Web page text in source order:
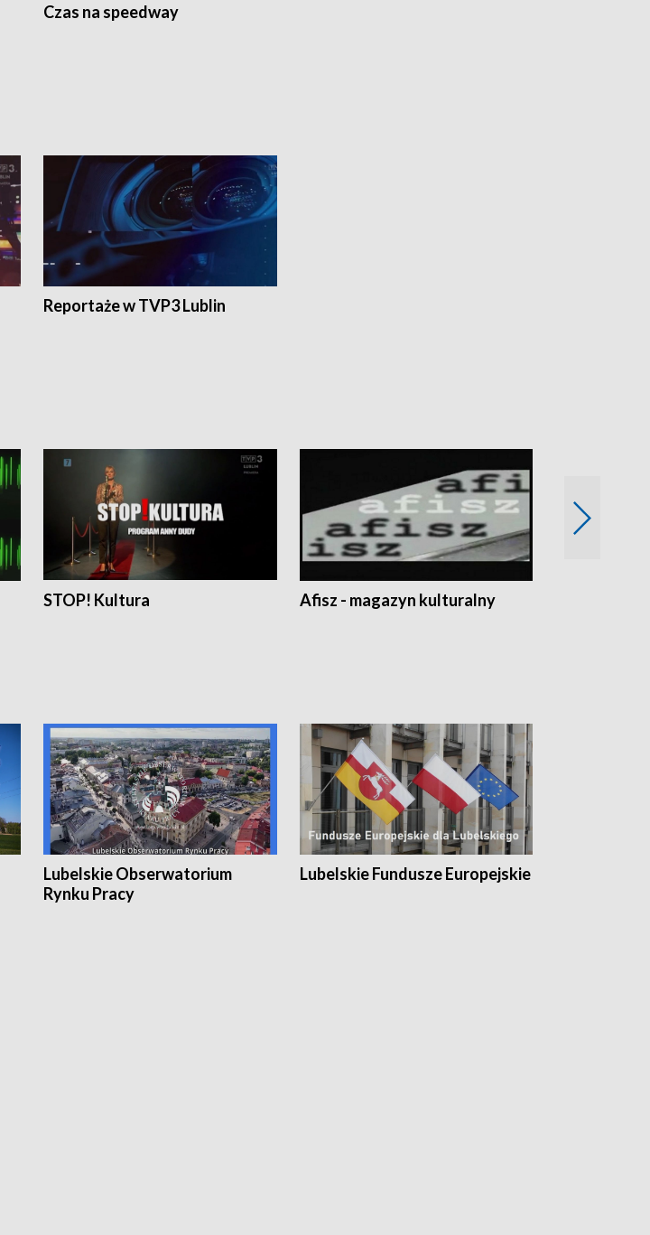
Czas na speedway
Reportaże w TVP3 Lublin
STOP! Kultura Afisz - magazyn kulturalny
Lubelskie Obserwatorium
Rynku Pracy
Lubelskie Fundusze Europejskie